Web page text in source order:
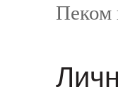
Пеком